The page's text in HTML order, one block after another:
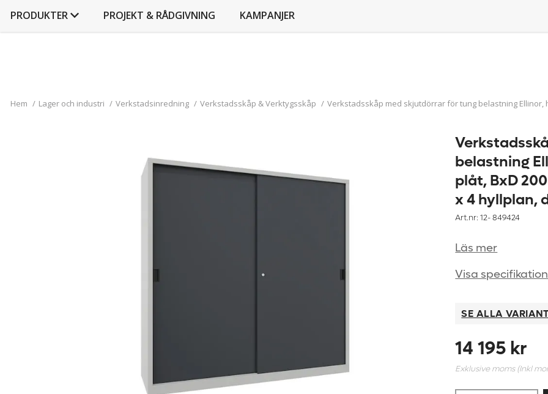
PRODUKTER PROJEKT & RÅDGIVNING KAMPANJER
Hem / Lager och industri / Verkstadsinredning / Verkstadsskåp & Verktygsskåp / Verkstadsskåp med skjutdörrar för tung belastning Ellinor,
belastning
plåt, BxD
x 4 hyllplan,
Art.nr: 12-849424
Läs mer
Visa
SE ALLA
14 195 kr
Exklusive moms (Inkl